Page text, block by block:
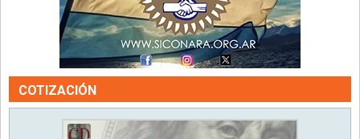
COTIZACIÓN